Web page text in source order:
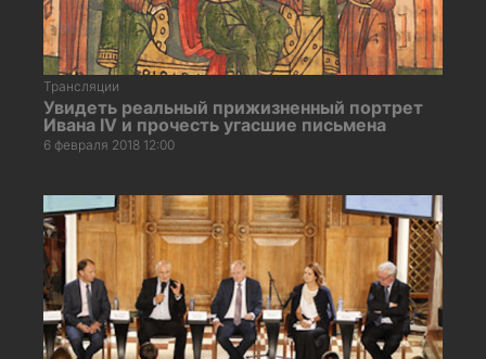
Трансляции
Увидеть реальный прижизненный портрет
Ивана IV и прочесть угасшие письмена
6 февраля 2018 12:00